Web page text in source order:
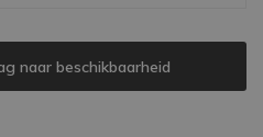
naar beschikbaarheid